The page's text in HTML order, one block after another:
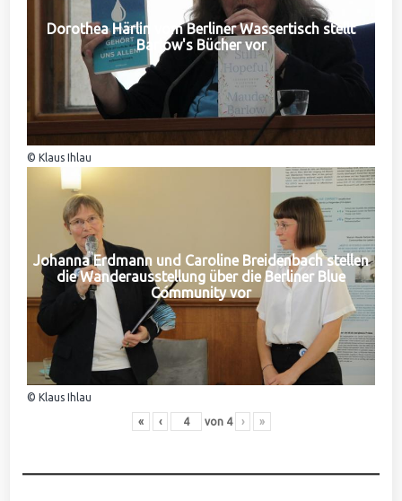
Dorothea Härlin vom Berliner Wassertisch stellt
Barlow's Bücher vor
© Klaus Ihlau
Johanna Erdmann und Caroline Breidenbach stellen
die Wanderausstellung über die Berliner Blue
Community vor
© Klaus Ihlau
« ‹ von 4 › »